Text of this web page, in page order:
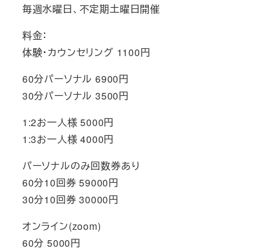
毎週水曜日、不定期土曜日開催
料金：
体験・カウンセリング 1100円
60分パーソナル 6900円
30分パーソナル 3500円
1:2お一人様 5000円
1:3お一人様 4000円
パーソナルのみ回数券あり
60分10回券 59000円
30分10回券 30000円
オンライン(zoom)
60分 5000円